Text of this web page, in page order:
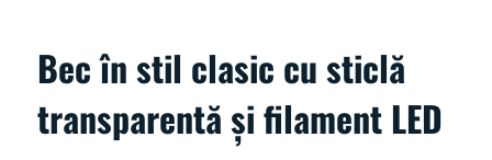
Bec în stil clasic cu sticlă
transparentă și filament LED